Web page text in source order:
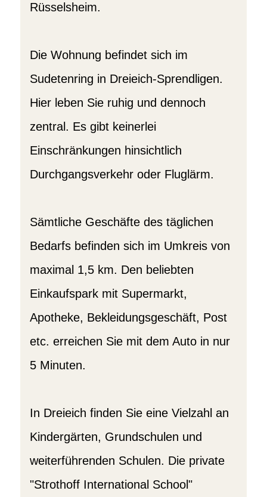
Rüsselsheim.
Die Wohnung befindet sich im
Sudetenring in Dreieich-Sprendligen.
Hier leben Sie ruhig und dennoch
zentral. Es gibt keinerlei
Einschränkungen hinsichtlich
Durchgangsverkehr oder Fluglärm.
Sämtliche Geschäfte des täglichen
Bedarfs befinden sich im Umkreis von
maximal 1,5 km. Den beliebten
Einkaufspark mit Supermarkt,
Apotheke, Bekleidungsgeschäft, Post
etc. erreichen Sie mit dem Auto in nur
5 Minuten.
In Dreieich finden Sie eine Vielzahl an
Kindergärten, Grundschulen und
weiterführenden Schulen. Die private
"Strothoff International School"